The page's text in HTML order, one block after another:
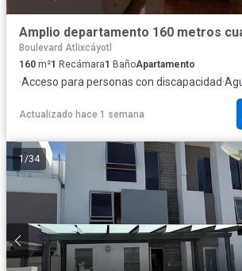
Boulevard Atlixcáyotl
160 m²1 Recámara1 BañoApartamento
·Acceso para personas con discapacidad·
Actualizado hace 1 semana
1 /34